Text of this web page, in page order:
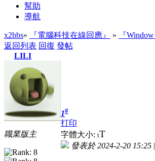
幫助
導航
x2bbs» 『電腦科技在線回應』 » 『
返回列表 回復 發帖
LILI
職業版主
1#
打印
字體大小: tT
發表於 2024-2-20 15:25 |